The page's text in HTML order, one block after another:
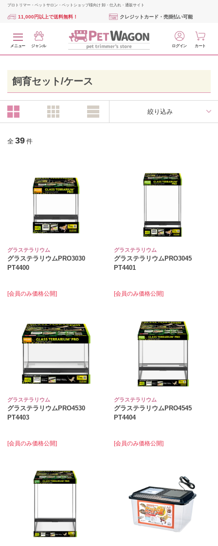
プロトリマー・ペットサロン・ペットショップ様向け 卸・仕入れ・通販サイト
11,000円以上で送料無料！ クレジットカード・売掛払い可能
メニュー ジャンル ログイン カート
飼育セット/ケース
絞り込み
全 39 件
グラステラリウム
グラステラリウムPRO3030
PT4400
[会員のみ価格公開]
グラステラリウム
グラステラリウムPRO3045
PT4401
[会員のみ価格公開]
グラステラリウム
グラステラリウムPRO4530
PT4403
[会員のみ価格公開]
グラステラリウム
グラステラリウムPRO4545
PT4404
[会員のみ価格公開]